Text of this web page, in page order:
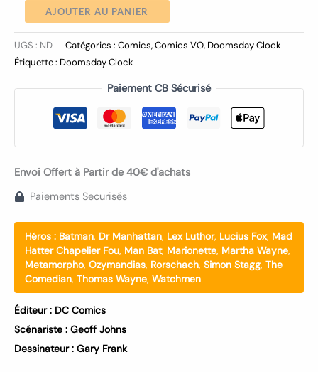
AJOUTER AU PANIER
UGS : ND Catégories : Comics,Comics VO, Doomsday Clock
Étiquette : Doomsday Clock
Paiement CB Sécurisé
Envoi Offert à Partir de 40€ d'achats
Paiements Securisés
Héros : Batman, Dr Manhattan, Lex Luthor, Lucius Fox, Mad
Hatter Chapelier Fou, Man Bat, Marionette, Martha Wayne,
Metamorpho, Ozymandias, Rorschach, Simon Stagg, The
Comedian, Thomas Wayne, Watchmen
Éditeur : DC Comics
Scénariste : Geoff Johns
Dessinateur : Gary Frank